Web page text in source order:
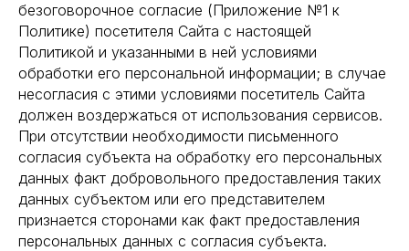
безоговорочное согласие (Приложение №1 к
Политике) посетителя Сайта с настоящей
Политикой и указанными в ней условиями
обработки его персональной информации; в случае
несогласия с этими условиями посетитель Сайта
должен воздержаться от использования сервисов.
При отсутствии необходимости письменного
согласия субъекта на обработку его персональных
данных факт добровольного предоставления таких
данных субъектом или его представителем
признается сторонами как факт предоставления
персональных данных с согласия субъекта.